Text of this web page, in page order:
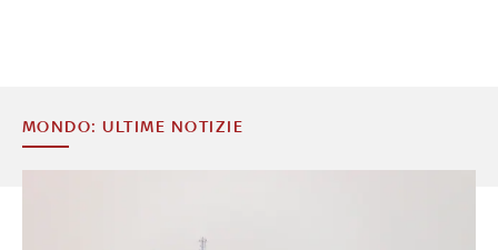
MONDO: ULTIME NOTIZIE